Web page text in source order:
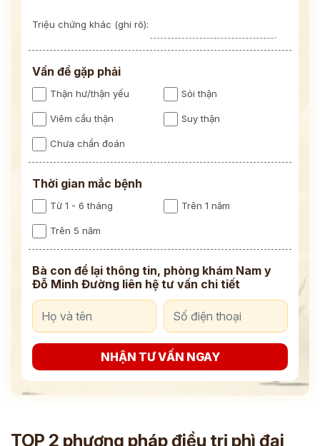
Triệu chứng khác (ghi rõ):
Vấn đề gặp phải
Thận hư/thận yếu Sỏi thận
Viêm cầu thận Suy thận
Chưa chẩn đoán
Thời gian mắc bệnh
Từ 1 - 6 tháng Trên 1 năm
Trên 5 năm
Bà con để lại thông tin, phòng khám Nam y
Đỗ Minh Đường liên hệ tư vấn chi tiết
NHẬN TƯ VẤN NGAY
TOP 2 phương pháp điều trị phì đại